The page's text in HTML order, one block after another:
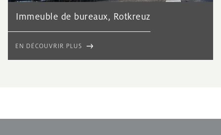
Immeuble de bureaux, Rotkreuz
EN DÉCOUVRIR PLUS